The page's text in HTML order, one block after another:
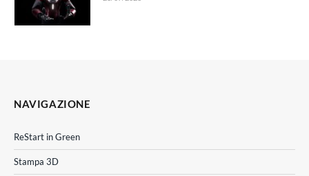
NAVIGAZIONE
ReStart in Green
Stampa 3D